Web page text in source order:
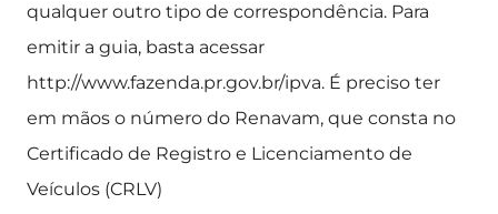
qualquer outro tipo de correspondência. Para
emitir a guia, basta acessar
http://www.fazenda.pr.gov.br/ipva. É preciso ter
em mãos o número do Renavam, que consta no
Certificado de Registro e Licenciamento de
Veículos (CRLV)